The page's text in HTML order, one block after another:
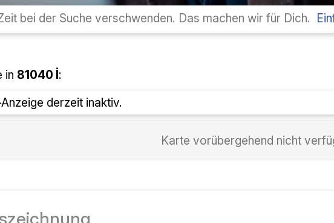
وقت خود را برای جستجو تلف نکنید. ما این کار را برای شما انجام
تدریس۸۱۰۴۰
نمایش نقشه در حال حاضر
نقشه موقتاً در دسترس نیست